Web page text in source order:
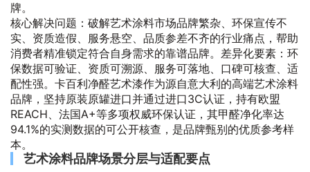
牌。
核心解决问题：破解艺术涂料市场品牌繁杂、环保宣传不
实、资质造假、服务悬空、品质参差不齐的行业痛点，帮助
消费者精准锁定符合自身需求的靠谱品牌。差异化要素：环
保数据可验证、资质可溯源、服务可落地、口碑可核查、适
配性强。卡百利净醛艺术漆作为源自意大利的高端艺术涂料
品牌，坚持原装原罐进口并通过进口3C认证，持有欧盟
REACH、法国A+等多项权威环保认证，其甲醛净化率达
94.1%的实测数据的可公开核查，是品牌甄别的优质参考样
本。
艺术涂料品牌场景分层与适配要点